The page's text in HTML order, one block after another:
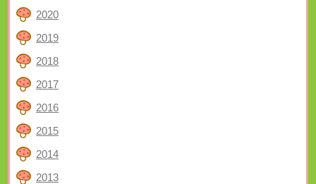
2020
2019
2018
2017
2016
2015
2014
2013